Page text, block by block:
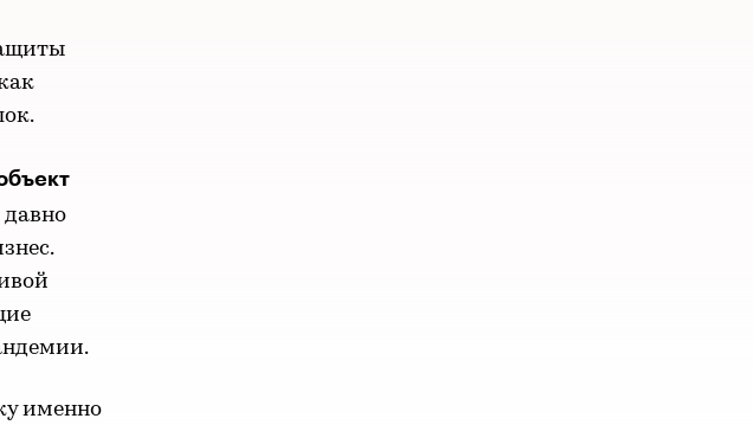
давно
именно